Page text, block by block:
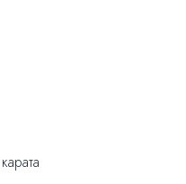
балерины на фоне
техники Дега. В
топазом
света, игра и пластика
камней придают
замок в виде
целостный образ